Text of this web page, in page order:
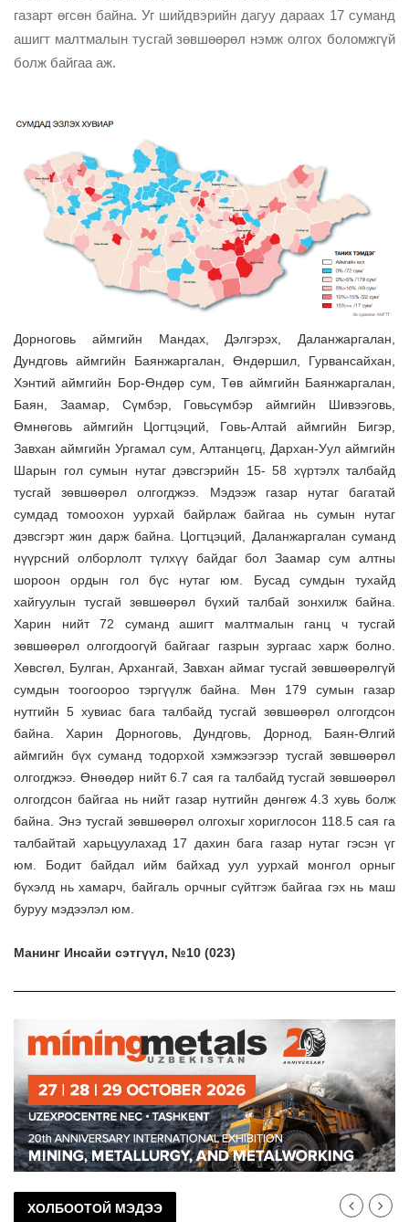
газарт өгсөн байна. Уг шийдвэрийн дагуу дараах 17 суманд
ашигт малтмалын тусгай зөвшөөрөл нэмж олгох боломжгүй
болж байгаа аж.
Дорноговь аймгийн Мандах, Дэлгэрэх, Даланжаргалан,
Дундговь аймгийн Баянжаргалан, Өндөршил, Гурвансайхан,
Хэнтий аймгийн Бор-Өндөр сум, Төв аймгийн Баянжаргалан,
Баян, Заамар, Сүмбэр, Говьсүмбэр аймгийн Шивээговь,
Өмнөговь аймгийн Цогтцэций, Говь-Алтай аймгийн Бигэр,
Завхан аймгийн Ургамал сум, Алтанцөгц, Дархан-Уул аймгийн
Шарын гол сумын нутаг дэвсгэрийн 15- 58 хүртэлх талбайд
тусгай зөвшөөрөл олгогджээ. Мэдээж газар нутаг багатай
сумдад томоохон уурхай байрлаж байгаа нь сумын нутаг
дэвсгэрт жин дарж байна. Цогтцэций, Даланжаргалан суманд
нүүрсний олборлолт түлхүү байдаг бол Заамар сум алтны
шороон ордын гол бүс нутаг юм. Бусад сумдын тухайд
хайгуулын тусгай зөвшөөрөл бүхий талбай зонхилж байна.
Харин нийт 72 суманд ашигт малтмалын ганц ч тусгай
зөвшөөрөл олгогдоогүй байгааг газрын зургаас харж болно.
Хөвсгөл, Булган, Архангай, Завхан аймаг тусгай зөвшөөрөлгүй
сумдын тоогоороо тэргүүлж байна. Мөн 179 сумын газар
нутгийн 5 хувиас бага талбайд тусгай зөвшөөрөл олгогдсон
байна. Харин Дорноговь, Дундговь, Дорнод, Баян-Өлгий
аймгийн бүх суманд тодорхой хэмжээгээр тусгай зөвшөөрөл
олгогджээ. Өнөөдөр нийт 6.7 сая га талбайд тусгай зөвшөөрөл
олгогдсон байгаа нь нийт газар нутгийн дөнгөж 4.3 хувь болж
байна. Энэ тусгай зөвшөөрөл олгохыг хориглосон 118.5 сая га
талбайтай харьцуулахад 17 дахин бага газар нутаг гэсэн үг
юм. Бодит байдал ийм байхад уул уурхай монгол орныг
бүхэлд нь хамарч, байгаль орчныг сүйтгэж байгаа гэх нь маш
буруу мэдээлэл юм.
Манинг Инсайи сэтгүүл, №10 (023)
ХОЛБООТОЙ МЭДЭЭ